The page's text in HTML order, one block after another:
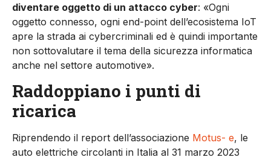
diventare oggetto di un attacco cyber: «Ogni
oggetto connesso, ogni end-point dell’ecosistema IoT
apre la strada ai cybercriminali ed è quindi importante
non sottovalutare il tema della sicurezza informatica
anche nel settore automotive».
Raddoppiano i punti di
ricarica
Riprendendo il report dell’associazione Motus- e, le
auto elettriche circolanti in Italia al 31 marzo 2023